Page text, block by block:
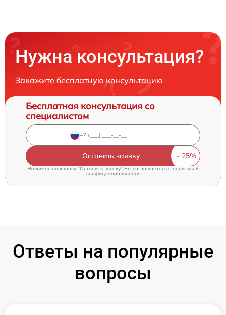
Нужна консультация?
Закажите бесплатную консультацию
Бесплатная консультация со
специалистом
Оставить заявку
Нажимая на кнопку "Оставить заявку" Вы соглашаетесь cполитикой
конфиденциальности
Ответы на популярные
вопросы